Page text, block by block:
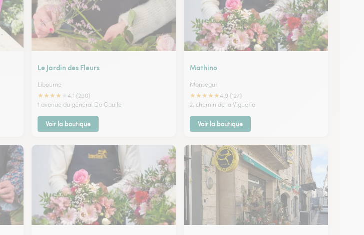
Le Jardin des Fleurs
Libourne
★★★★
4.1 (290)
1 avenue du général De Gaulle
Voir la boutique
Mathino
Monsegur
★★★★★4.9 (127)
2, chemin de la Viguerie
Voir la boutique